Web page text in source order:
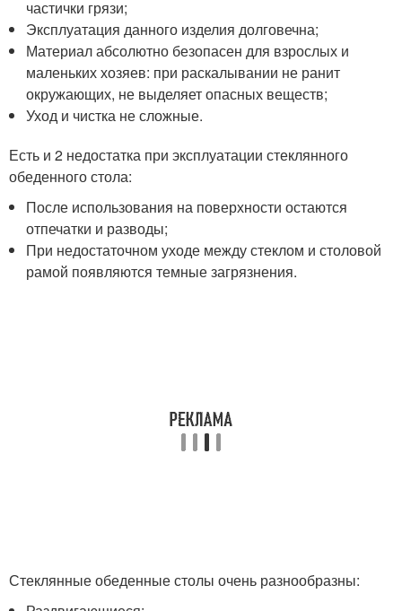
частички грязи;
Эксплуатация данного изделия долговечна;
Материал абсолютно безопасен для взрослых и
маленьких хозяев: при раскалывании не ранит
окружающих, не выделяет опасных веществ;
Уход и чистка не сложные.
Есть и 2 недостатка при эксплуатации стеклянного
обеденного стола:
После использования на поверхности остаются
отпечатки и разводы;
При недостаточном уходе между стеклом и столовой
рамой появляются темные загрязнения.
Стеклянные обеденные столы очень разнообразны: